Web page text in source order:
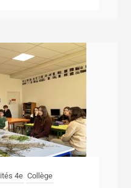
4e Collège